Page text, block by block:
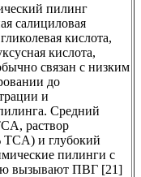
пилинг
салициловая
кислота,
кислота,
связан с низким
до
и
Средний
раствор
и глубокий
пилинги с
вызывают ПВГ [21]